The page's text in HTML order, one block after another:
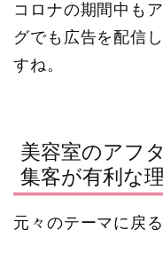
コロナの期間中も
グでも広告を配信
すね。
美容室のアフ
集客が有利な
元々のテーマに戻